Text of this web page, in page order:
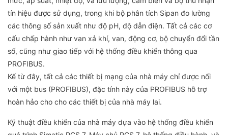
tín hiệu được sử dụng, trong khi bộ phân tích Sipan đo lường
các thông số sản xuất như độ pH, độ dẫn điện. Tất cả các cơ
cấu chấp hành như van xả khí, van, động cơ, bộ chuyển đổi tần
số, cũng như giao tiếp với hệ thống điều khiển thông qua
PROFIBUS.
Kể từ đây, tất cả các thiết bị mạng của nhà máy chỉ được nối
với một bus (PROFIBUS), đặc tính này của PROFIBUS hỗ trợ
hoàn hảo cho cho các thiết bị của nhà máy lai.
Kỹ thuật điều khiển của nhà máy dựa vào hệ thống điều khiển